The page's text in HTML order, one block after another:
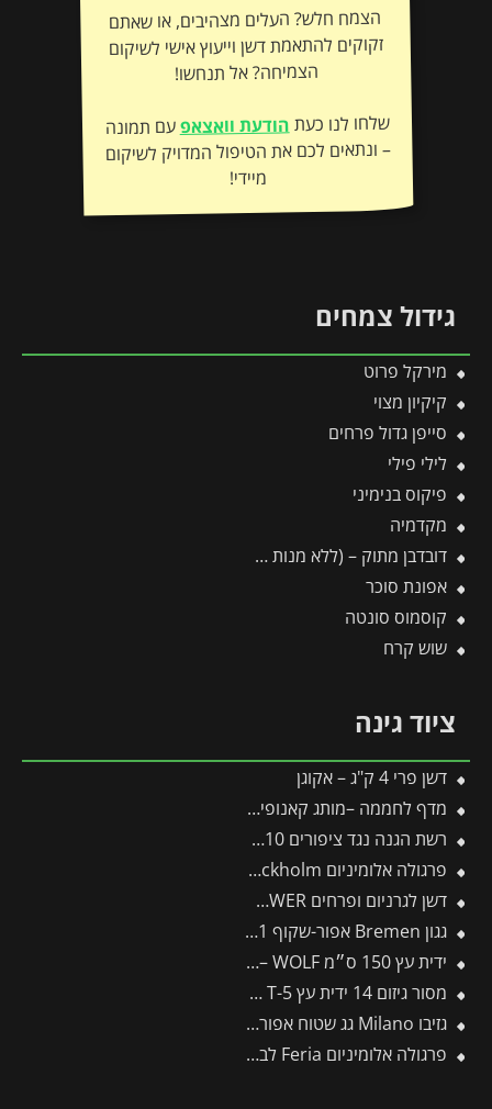
הצמח חלש? העלים מצהיבים, או שאתם
זקוקים להתאמת דשן וייעוץ אישי לשיקום
הצמיחה? אל תנחשו!
שלחו לנו כעתהודעת וואצאפעם תמונה
– ונתאים לכם את הטיפול המדויק לשיקום
מיידי!
גידול צמחים
מירקל פרוט
קיקיון מצוי
סייפן גדול פרחים
לילי פילי
פיקוס בנימיני
מקדמיה
דובדבן מתוק – (ללא מנות קור)
אפונת סוכר
קוסמוס סונטה
שוש קרח
ציוד גינה
דשן פרי 4 ק"ג – אקוגן
מדף לחממה –מותג קאנופיה 4 יח'
רשת הגנה נגד ציפורים 10*8 מטר
פרגולה אלומיניום Stockholm שקופה 3.4X8.1 עיצוב מודרני מבית Canopia
דשן לגרניום ופרחים FLOWER
גגון Bremen אפור-שקוף 0.9X2.1 עיצוב מודרני מבית פלרם – Canopia
ידית עץ 150 ס״מ ZM150 – WOLF
מסור גיזום 14 ידית עץ T-5 -תבור
גזיבו Milano גג שטוח אפור כהה 3X3 מבית פלרם – Canopia
פרגולה אלומיניום Feria לבנה 3X5.5 מבית פלרם – Canopia